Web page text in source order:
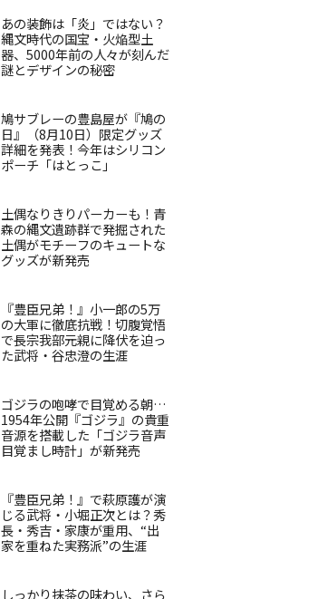
あの装飾は「炎」ではない？
縄文時代の国宝・火焔型土
器、5000年前の人々が刻んだ
謎とデザインの秘密
鳩サブレーの豊島屋が『鳩の
日』（8月10日）限定グッズ
詳細を発表！今年はシリコン
ポーチ「はとっこ」
土偶なりきりパーカーも！青
森の縄文遺跡群で発掘された
土偶がモチーフのキュートな
グッズが新発売
『豊臣兄弟！』小一郎の5万
の大軍に徹底抗戦！切腹覚悟
で長宗我部元親に降伏を迫っ
た武将・谷忠澄の生涯
ゴジラの咆哮で目覚める朝…
1954年公開『ゴジラ』の貴重
音源を搭載した「ゴジラ音声
目覚まし時計」が新発売
『豊臣兄弟！』で萩原護が演
じる武将・小堀正次とは？秀
長・秀吉・家康が重用、“出
家を重ねた実務派”の生涯
しっかり抹茶の味わい、さら